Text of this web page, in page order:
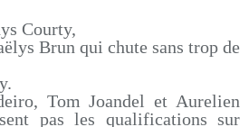
Courty,
Brun qui chute sans trop de
Tom Joandel et Aurelien
pas les qualifications sur